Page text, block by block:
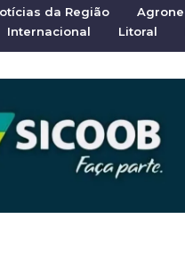
da Região
Internacional Litoral